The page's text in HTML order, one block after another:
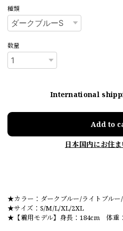
種類
数量
International
Add to
日本国内にお住
★カラー：ダークブルー/ライトブルー
★サイズ：S/M/L/XL/2XL
★【着用モデル】身長：184cm 体